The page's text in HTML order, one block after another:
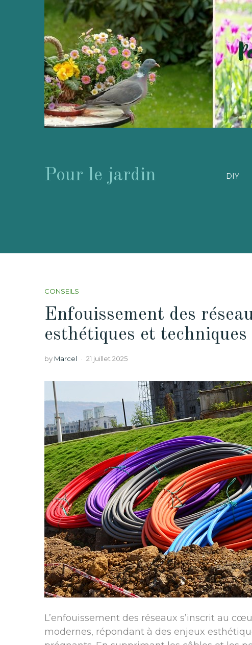
Pour le jardin DIY
CONSEILS
Enfouissement des
esthétiques et techniques
by Marcel 21 juillet 2025
L’enfouissement des réseaux s’inscrit au
modernes, répondant à des enjeux